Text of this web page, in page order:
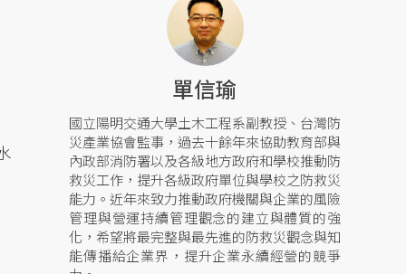
單信瑜
國立陽明交通大學土木工程系副教授、台灣防
災產業協會監事，過去十餘年來協助教育部與
內政部消防署以及各級地方政府和學校推動防
救災工作，提升各級政府單位與學校之防救災
能力。近年來致力推動政府機關與企業的風險
管理與營運持續管理觀念的建立與體質的強
化，希望將最完整與最先進的防救災觀念與知
能傳播給企業界，提升企業永續經營的競爭